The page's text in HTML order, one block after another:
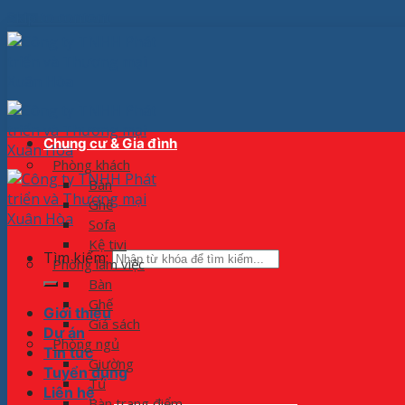
Tìm kiếm:
Giới thiệu
Dự án
Tin tức
Tuyển dụng
Liên hệ
Chung cư & Gia đình
Phòng khách
Bàn
Ghế
Sofa
Kệ tivi
Phòng làm việc
Bàn
Ghế
Giá sách
Phòng ngủ
Giường
Tủ